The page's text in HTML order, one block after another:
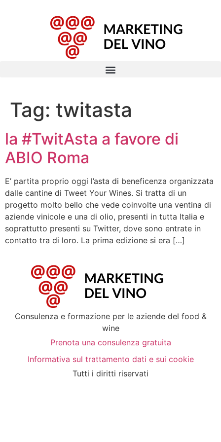
Tag: twitasta
la #TwitAsta a favore di
ABIO Roma
E’ partita proprio oggi l’asta di beneficenza organizzata
dalle cantine di Tweet Your Wines. Si tratta di un
progetto molto bello che vede coinvolte una ventina di
aziende vinicole e una di olio, presenti in tutta Italia e
soprattutto presenti su Twitter, dove sono entrate in
contatto tra di loro. La prima edizione si era […]
Consulenza e formazione per le aziende del food &
wine
Prenota una consulenza gratuita
Informativa sul trattamento dati e sui cookie
Tutti i diritti riservati